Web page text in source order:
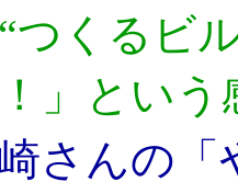
つくるビ
」という
さんの